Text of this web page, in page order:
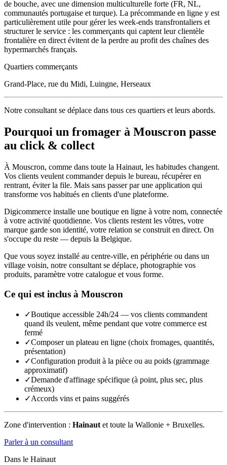
de bouche, avec une dimension multiculturelle forte (FR, NL,
communautés portugaise et turque). La précommande en ligne y est
particulièrement utile pour gérer les week-ends transfrontaliers et
structurer le service : les commerçants qui captent leur clientèle
frontalière en direct évitent de la perdre au profit des chaînes des
hypermarchés français.
Quartiers commerçants
Grand-Place, rue du Midi, Luingne, Herseaux
Notre consultant se déplace dans tous ces quartiers et leurs abords.
Pourquoi un fromager à Mouscron passe
au click & collect
À Mouscron, comme dans toute la Hainaut, les habitudes changent.
Vos clients veulent commander depuis le bureau, récupérer en
rentrant, éviter la file. Mais sans passer par une application qui
transforme vos habitués en clients d'une plateforme.
Digicommerce installe une boutique en ligne à votre nom, connectée
à votre activité quotidienne. Vos clients restent les vôtres, votre
marque garde son identité, votre relation se construit en direct. On
s'occupe du reste — depuis la Belgique.
Que vous soyez installé au centre-ville, en périphérie ou dans un
village voisin, notre consultant se déplace, photographie vos
produits, paramètre votre catalogue et vous forme.
Ce qui est inclus à Mouscron
✓Boutique accessible 24h/24 — vos clients commandent
quand ils veulent, même pendant que votre commerce est
fermé
✓Composer un plateau en ligne (choix fromages, quantités,
présentation)
✓Configuration produit à la pièce ou au poids (grammage
approximatif)
✓Demande d'affinage spécifique (à point, plus sec, plus
crémeux)
✓Accords vins et pains suggérés
Zone d'intervention : Hainaut et toute la Wallonie + Bruxelles.
Parler à un consultant
Dans le Hainaut